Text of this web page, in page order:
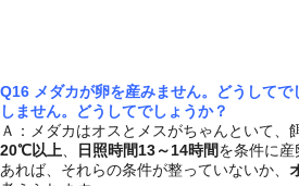
Q16 メダカが卵を産みません。どうしてで
しません。どうしてでしょうか？
Ａ：メダカはオスとメスがちゃんといて、
20℃以上、 日照時間13～14時間を条件に
あれば、それらの条件が整っていないか、